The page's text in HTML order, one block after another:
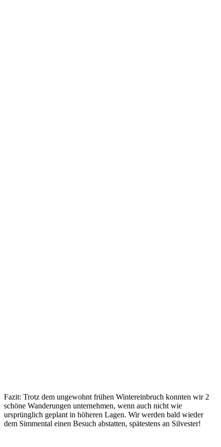
Fazit: Trotz dem ungewohnt frühen Wintereinbruch konnten wir 2
schöne Wanderungen unternehmen, wenn auch nicht wie
ursprünglich geplant in höheren Lagen. Wir werden bald wieder
dem Simmental einen Besuch abstatten, spätestens an Silvester!